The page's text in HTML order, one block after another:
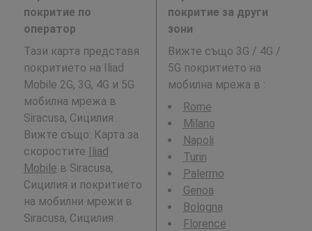
покритие по
оператор
Тази карта представя
покритието на Iliad
Mobile 2G, 3G, 4G и 5G
мобилна мрежа в
Siracusa, Сицилия .
Вижте също: Карта за
скоростите Iliad
Mobile в Siracusa,
Сицилия и покритието
на мобилни мрежи в
Siracusa, Сицилия .
покритие за други
зони
Вижте също 3G / 4G /
5G покритието на
мобилна мрежа в :
Rome
Milano
Napoli
Turin
Palermo
Genoa
Bologna
Florence